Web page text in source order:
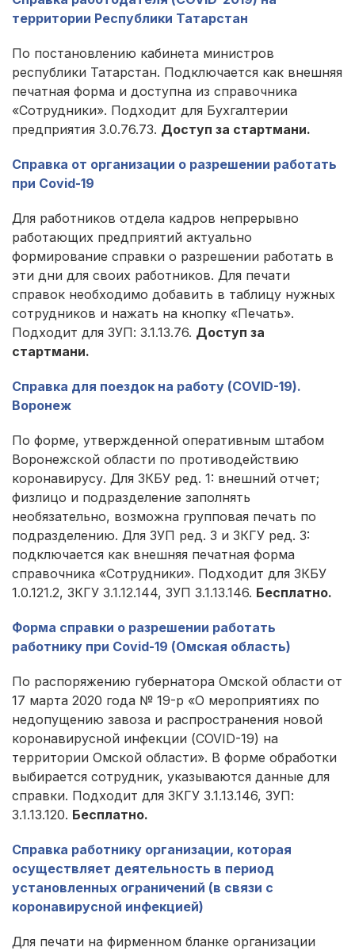
территории Республики Татарстан
По постановлению кабинета министров
республики Татарстан. Подключается как внешняя
печатная форма и доступна из справочника
«Сотрудники». Подходит для Бухгалтерии
предприятия 3.0.76.73. Доступ за стартмани.
Справка от организации о разрешении работать
при Covid-19
Для работников отдела кадров непрерывно
работающих предприятий актуально
формирование справки о разрешении работать в
эти дни для своих работников. Для печати
справок необходимо добавить в таблицу нужных
сотрудников и нажать на кнопку «Печать».
Подходит для ЗУП: 3.1.13.76. Доступ за
стартмани.
Справка для поездок на работу (COVID-19).
Воронеж
По форме, утвержденной оперативным штабом
Воронежской области по противодействию
коронавирусу. Для ЗКБУ ред. 1: внешний отчет;
физлицо и подразделение заполнять
необязательно, возможна групповая печать по
подразделению. Для ЗУП ред. 3 и ЗКГУ ред. 3:
подключается как внешняя печатная форма
справочника «Сотрудники». Подходит для ЗКБУ
1.0.121.2, ЗКГУ 3.1.12.144, ЗУП 3.1.13.146. Бесплатно.
Форма справки о разрешении работать
работнику при Covid-19 (Омская область)
По распоряжению губернатора Омской области от
17 марта 2020 года № 19-р «О мероприятиях по
недопущению завоза и распространения новой
коронавирусной инфекции (COVID-19) на
территории Омской области». В форме обработки
выбирается сотрудник, указываются данные для
справки. Подходит для ЗКГУ 3.1.13.146, ЗУП:
3.1.13.120. Бесплатно.
Справка работнику организации, которая
осуществляет деятельность в период
установленных ограничений (в связи с
коронавирусной инфекцией)
Для печати на фирменном бланке организации